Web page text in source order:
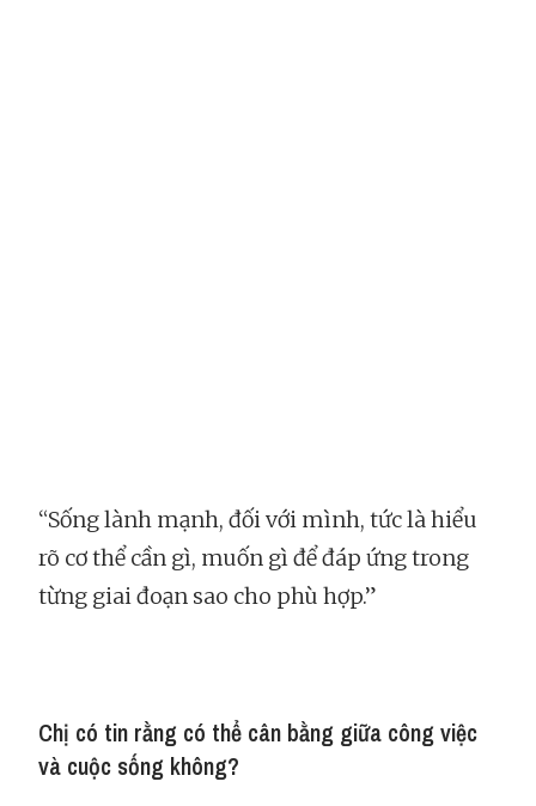
“Sống lành mạnh, đối với mình, tức là hiểu
rõ cơ thể cần gì, muốn gì để đáp ứng trong
từng giai đoạn sao cho phù hợp.”
Chị có tin rằng có thể cân bằng giữa công việc
và cuộc sống không?